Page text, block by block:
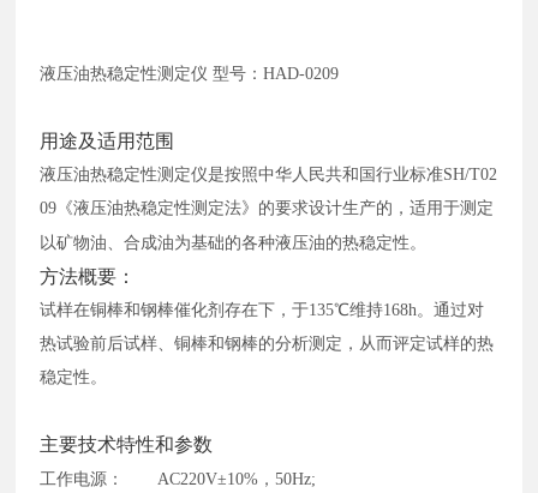
液压油热稳定性测定仪 型号：HAD-0209
用途及适用范围
液压油热稳定性测定仪是按照中华人民共和国行业标准SH/T02
09《液压油热稳定性测定法》的要求设计生产的，适用于测定
以矿物油、合成油为基础的各种液压油的热稳定性。
方法概要：
试样在铜棒和钢棒催化剂存在下，于135℃维持168h。通过对
热试验前后试样、铜棒和钢棒的分析测定，从而评定试样的热
稳定性。
主要技术特性和参数
工作电源：
AC220V±10%，50Hz;